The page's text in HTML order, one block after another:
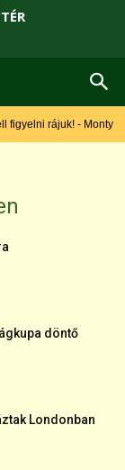
figyelni rájuk! - Monty
döntő
Londonban